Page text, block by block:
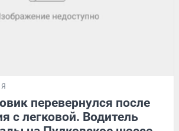
перевернулся после
с легковой. Водитель